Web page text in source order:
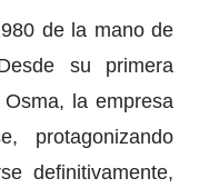
de la mano de
su primera
la empresa
protagonizando
definitivamente,